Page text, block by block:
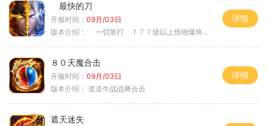
最快的刀
开服时间： 09月/03日
版本介绍：
一切靠打 ７７７级以上怪物爆终极
详情
８０天魔合击
开服时间： 09月/03日
版本介绍： 道道牛战战爽合击
详情
遮天迷失